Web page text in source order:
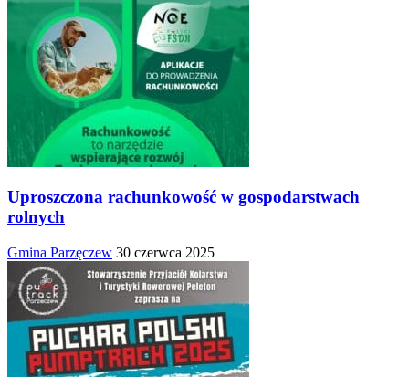
Uproszczona rachunkowość w gospodarstwach
rolnych
Gmina Parzęczew 30 czerwca 2025